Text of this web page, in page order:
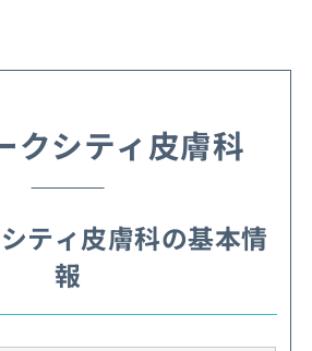
クシティ皮膚科
ティ皮膚科の基本情
報